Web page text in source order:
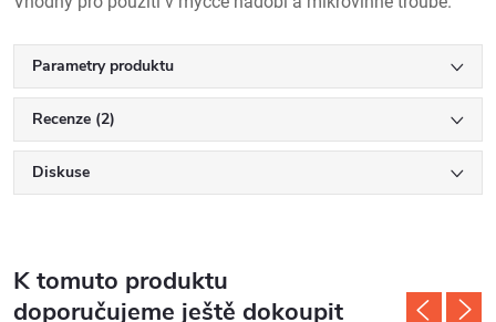
Parametry produktu
Recenze (2)
Diskuse
K tomuto produktu
doporučujeme ještě dokoupit